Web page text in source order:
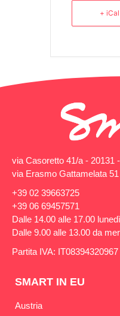
+
via Casoretto 41/a - 20131
via Erasmo Gattamelata
+39 02 39663725
+39 06 69457571
Dalle 14.00 alle 17.00
Dalle 9.00 alle 13.00 da
Partita IVA: IT08394320967
SMART IN EU
Austria